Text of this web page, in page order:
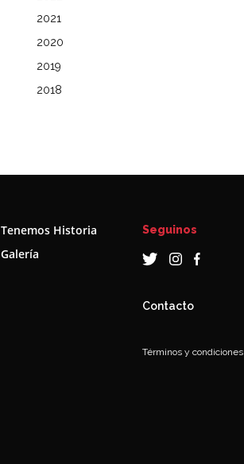
2021
2020
2019
2018
Tenemos Historia
Galería
Seguinos
Contacto
Términos y condiciones